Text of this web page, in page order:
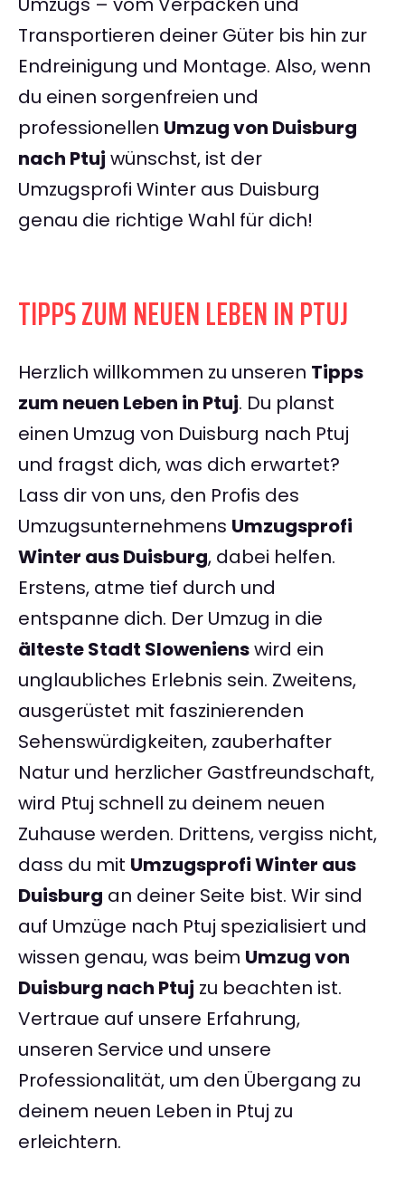
Transportieren deiner Güter bis hin zur
Endreinigung und Montage. Also, wenn
du einen sorgenfreien und
professionellen Umzug von Duisburg
nach Ptuj wünschst, ist der
Umzugsprofi Winter aus Duisburg
genau die richtige Wahl für dich!
TIPPS ZUM NEUEN LEBEN IN PTUJ
Herzlich willkommen zu unseren Tipps
zum neuen Leben in Ptuj. Du planst
einen Umzug von Duisburg nach Ptuj
und fragst dich, was dich erwartet?
Lass dir von uns, den Profis des
Umzugsunternehmens Umzugsprofi
Winter aus Duisburg, dabei helfen.
Erstens, atme tief durch und
entspanne dich. Der Umzug in die
älteste Stadt Slowenienswird ein
unglaubliches Erlebnis sein. Zweitens,
ausgerüstet mit faszinierenden
Sehenswürdigkeiten, zauberhafter
Natur und herzlicher Gastfreundschaft,
wird Ptuj schnell zu deinem neuen
Zuhause werden. Drittens, vergiss nicht,
dass du mit Umzugsprofi Winter aus
Duisburg an deiner Seite bist. Wir sind
auf Umzüge nach Ptuj spezialisiert und
wissen genau, was beim Umzug von
Duisburg nach Ptuj zu beachten ist.
Vertraue auf unsere Erfahrung,
unseren Service und unsere
Professionalität, um den Übergang zu
deinem neuen Leben in Ptuj zu
erleichtern.